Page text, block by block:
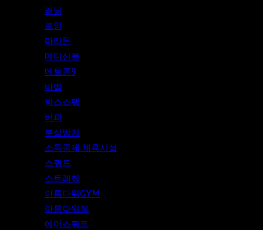
러닝
로잉
마라톤
메디신볼
메트콘9
바벨
박스스텝
버피
부상방지
소득공제 체육시설
스쿼드
스트레칭
아름다워GYM
아름다워짐
에어스쿼트